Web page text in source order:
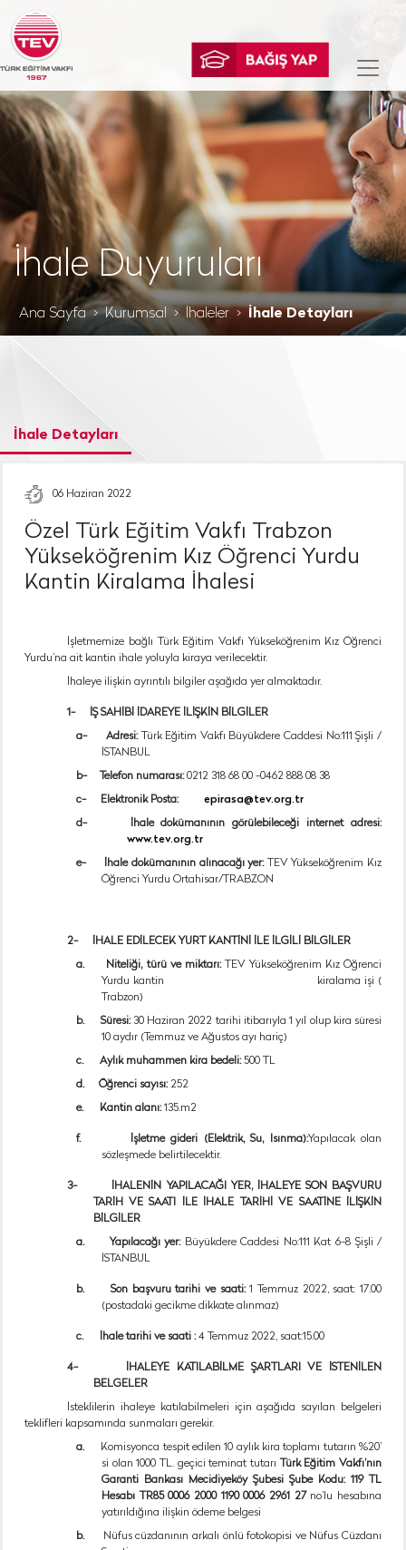
İhale Duyuruları
Ana Sayfa Kurumsal İhaleler İhale Detayları
İhale Detayları
06 Haziran 2022
Özel Türk Eğitim Vakfı Trabzon
Yükseköğrenim Kız Öğrenci Yurdu
Kantin Kiralama İhalesi
İşletmemize bağlı Türk Eğitim Vakfı Yükseköğrenim Kız Öğrenci
Yurdu’na ait kantin ihale yoluyla kiraya verilecektir.
İhaleye ilişkin ayrıntılı bilgiler aşağıda yer almaktadır.
1- İŞ SAHİBİ İDAREYE İLİŞKİN BİLGİLER
a- Adresi:Türk Eğitim Vakfı Büyükdere Caddesi No:111 Şişli /
İSTANBUL
b- Telefon numarası:0212 318 68 00 -0462 888 08 38
c- Elektronik Posta: epirasa@tev.org.tr
d-
İhale dokümanının görülebileceği internet adresi:
www.tev.org.tr
e- İhale dokümanının alınacağı yer:TEV Yükseköğrenim Kız
Öğrenci Yurdu Ortahisar/TRABZON
2- İHALE EDİLECEK YURT KANTİNİ İLE İLGİLİ BİLGİLER
a. Niteliği, türü ve miktarı:TEV Yükseköğrenim Kız Öğrenci
Yurdu kantin
kiralama işi (
Trabzon)
b. Süresi:30 Haziran 2022 tarihi itibarıyla 1 yıl olup kira süresi
10 aydır (Temmuz ve Ağustos ayı hariç)
c. Aylık muhammen kira bedeli:500 TL
d. Öğrenci sayısı:252
e. Kantin alanı:135.m2
f. İşletme gideri (Elektrik, Su, Isınma):Yapılacak olan
sözleşmede belirtilecektir.
3-
İHALENİN YAPILACAĞI YER, İHALEYE SON BAŞVURU
TARİH VE SAATI İLE İHALE TARİHİ VE SAATİNE İLİŞKİN
BİLGİLER
a. Yapılacağı yer:Büyükdere Caddesi No:111 Kat 6-8 Şişli /
İSTANBUL
b. Son başvuru tarihi ve saati:1 Temmuz 2022, saat: 17.00
(postadaki gecikme dikkate alınmaz)
c. İhale tarihi ve saati :4 Temmuz 2022, saat:15.00
4-
İHALEYE KATILABİLME ŞARTLARI VE İSTENİLEN
BELGELER
İsteklilerin ihaleye katılabilmeleri için aşağıda sayılan belgeleri
teklifleri kapsamında sunmaları gerekir.
a.
Komisyonca tespit edilen 10 aylık kira toplamı tutarın %20’
si olan 1000 TL. geçici teminat tutarı
Türk Eğitim Vakfı’nın
Garanti Bankası Mecidiyeköy Şubesi Şube Kodu: 119 TL
Hesabı TR85 0006 2000 1190 0006 2961 27 no’lu hesabına
yatırıldığına ilişkin ödeme belgesi
b.
Nüfus cüzdanının arkalı önlü fotokopisi ve Nüfus Cüzdanı